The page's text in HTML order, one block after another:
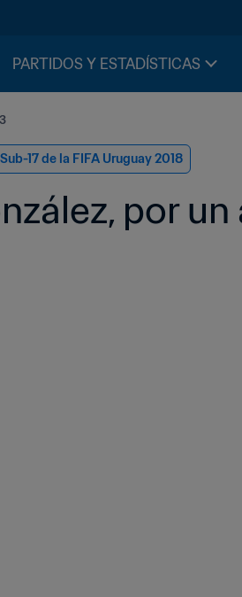
PARTIDOS Y ESTADÍSTICAS
17 de la FIFA Uruguay 2018
por